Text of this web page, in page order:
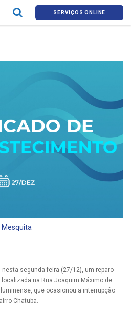
SERVIÇOS ONLINE
Mesquita
segunda-feira (27/12), um reparo
na Rua Joaquim Máximo de
que ocasionou a interrupção
Chatuba.